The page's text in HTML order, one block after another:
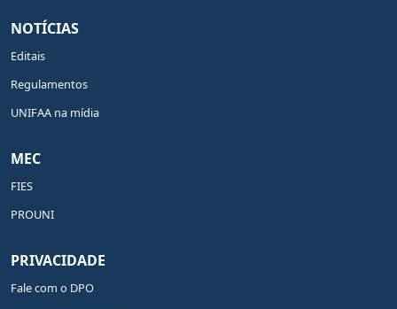
NOTÍCIAS
Editais
Regulamentos
UNIFAA na mídia
MEC
FIES
PROUNI
PRIVACIDADE
Fale com o DPO